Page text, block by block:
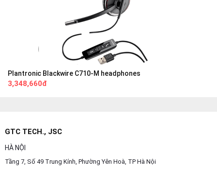
Plantronic Blackwire C710-M headphones
3,348,660đ
GTC TECH., JSC
HÀ NỘI
Tầng 7, Số 49 Trung Kính, Phường Yên Hoà, TP Hà Nội